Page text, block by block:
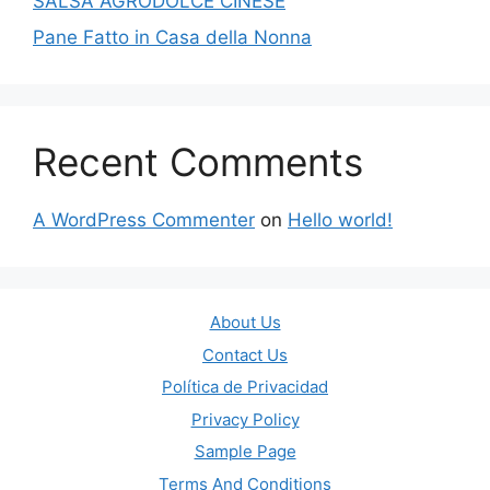
Pane Fatto in Casa della Nonna
Recent Comments
A WordPress Commenter on Hello world!
About Us
Contact Us
Política de Privacidad
Privacy Policy
Sample Page
Terms And Conditions